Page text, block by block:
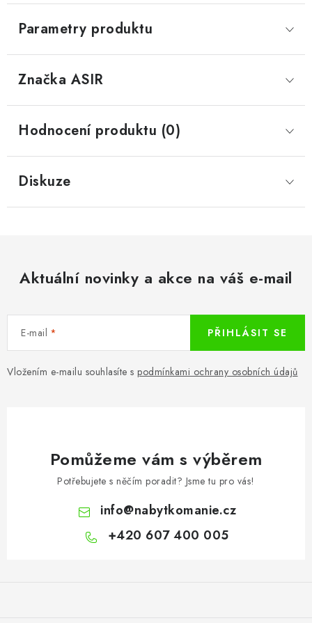
Parametry produktu
Značka ASIR
Hodnocení produktu (0)
Diskuze
Aktuální novinky a akce na váš e-mail
E-mail
Vložením e-mailu souhlasíte s podmínkami ochrany osobních údajů
PŘIHLÁSIT SE
Pomůžeme vám s výběrem
Potřebujete s něčím poradit? Jsme tu pro vás!
info@nabytkomanie.cz
+420 607 400 005